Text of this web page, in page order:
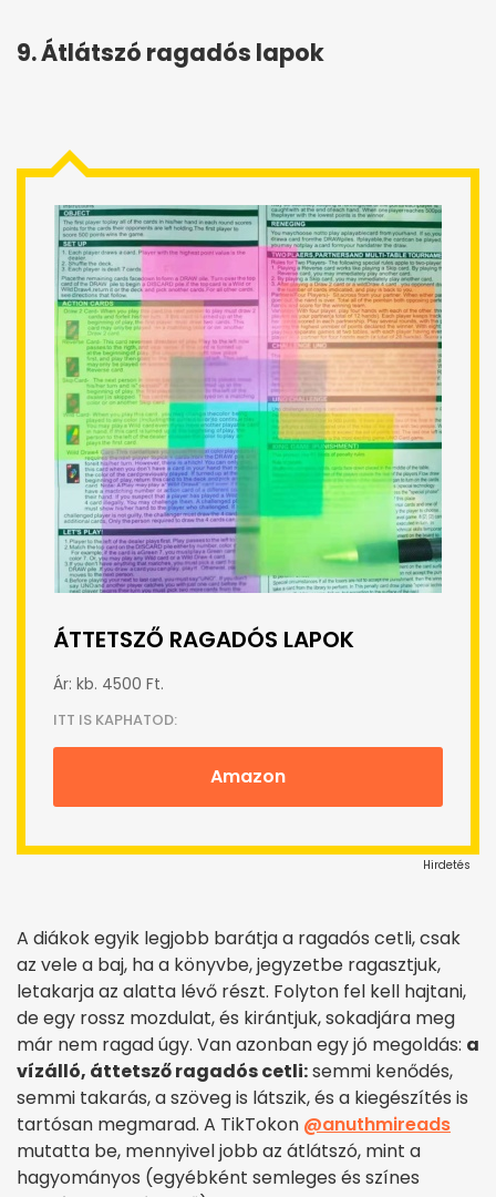
9. Átlátszó ragadós lapok
ÁTTETSZŐ RAGADÓS LAPOK
Ár: kb. 4500 Ft.
ITT IS KAPHATOD:
Amazon
Hirdetés
A diákok egyik legjobb barátja a ragadós cetli, csak
az vele a baj, ha a könyvbe, jegyzetbe ragasztjuk,
letakarja az alatta lévő részt. Folyton fel kell hajtani,
de egy rossz mozdulat, és kirántjuk, sokadjára meg
már nem ragad úgy. Van azonban egy jó megoldás: a
vízálló, áttetsző ragadós cetli:semmi kenődés,
semmi takarás, a szöveg is látszik, és a kiegészítés is
tartósan megmarad. A TikTokon @anuthmireads
mutatta be, mennyivel jobb az átlátszó, mint a
hagyományos (egyébként semleges és színes